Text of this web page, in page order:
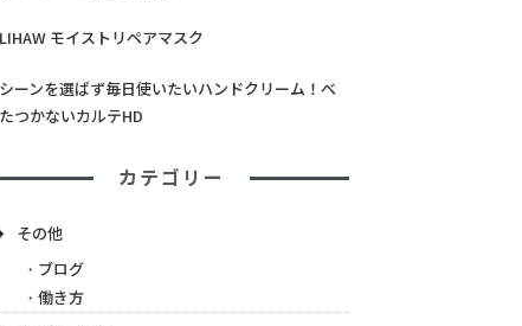
LIHAW モイストリペアマスク
シーンを選ばず毎日使いたいハンドクリーム！べ
たつかないカルテHD
カテゴリー
その他
ブログ
働き方